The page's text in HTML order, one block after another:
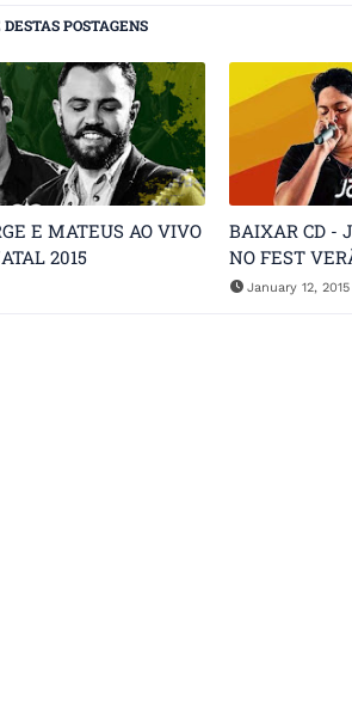
POSTAGENS
E MATEUS AO VIVO
2015
BAIXAR CD -
NO FEST
January 12, 2015